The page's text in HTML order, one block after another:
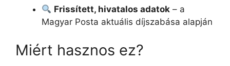
Frissített, hivatalos adatok – a
Magyar Posta aktuális díjszabása alapján
Miért hasznos ez?